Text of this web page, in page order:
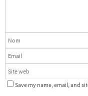
Save my name, email, and